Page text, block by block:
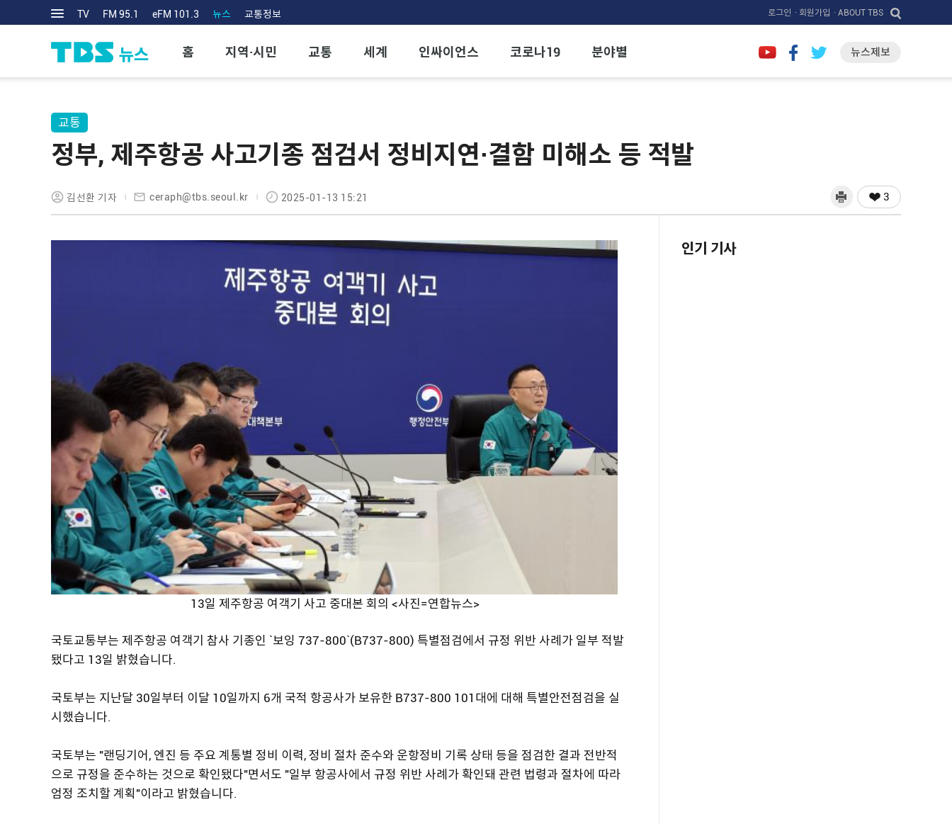
TV FM 95.1 eFM 101.3 뉴스 교통정보 로그인 · 회원가입 · ABOUT TBS
홈 지역·시민 교통 세계 인싸이언스 코로나19 분야별 뉴스제보
교통
정부, 제주항공 사고기종 점검서 정비지연·결함 미해소 등 적발
김선환 기자 ceraph@tbs.seoul.kr 2025-01-13 15:21 3
13일 제주항공 여객기 사고 중대본 회의 <사진=연합뉴스>
국토교통부는 제주항공 여객기 참사 기종인 `보잉 737-800`(B737-800) 특별점검에서 규정 위반 사례가 일부 적발
됐다고 13일 밝혔습니다.
국토부는 지난달 30일부터 이달 10일까지 6개 국적 항공사가 보유한 B737-800 101대에 대해 특별안전점검을 실
시했습니다.
국토부는 "랜딩기어, 엔진 등 주요 계통별 정비 이력, 정비 절차 준수와 운항정비 기록 상태 등을 점검한 결과 전반적
으로 규정을 준수하는 것으로 확인됐다"면서도 "일부 항공사에서 규정 위반 사례가 확인돼 관련 법령과 절차에 따라
엄정 조치할 계획"이라고 밝혔습니다.
인기 기사